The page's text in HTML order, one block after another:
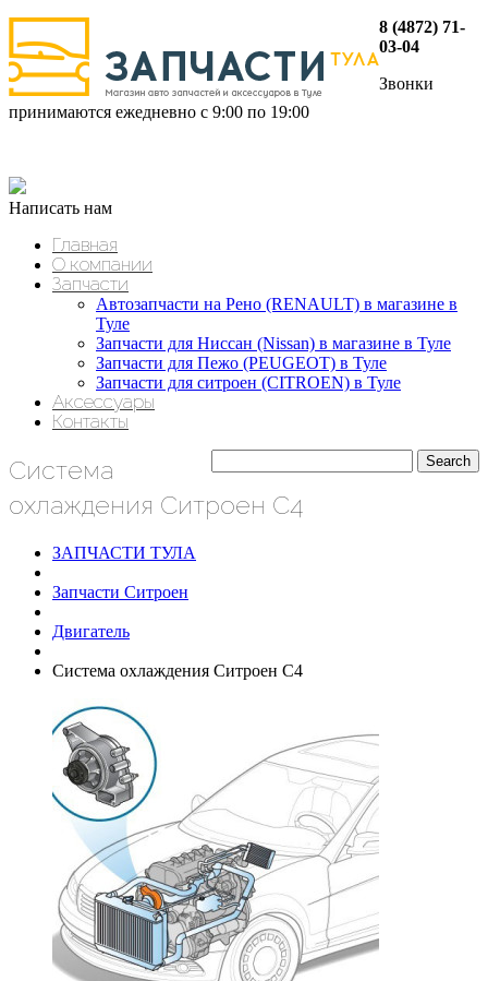
8 (4872) 71-
03-04
Звонки
принимаются ежедневно с 9:00 по 19:00
Написать нам
Главная
О компании
Запчасти
Автозапчасти на Рено (RENAULT) в магазине в
Туле
Запчасти для Ниссан (Nissan) в магазине в Туле
Запчасти для Пежо (PEUGEOT) в Туле
Запчасти для ситроен (CITROEN) в Туле
Аксессуары
Контакты
Система
охлаждения Ситроен С4
ЗАПЧАСТИ ТУЛА
Запчасти Ситроен
Двигатель
Система охлаждения Ситроен С4